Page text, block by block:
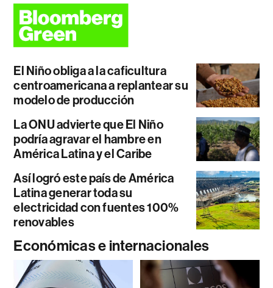
El Niño obliga a la caficultura
centroamericana a replantear su
modelo de producción
La ONU advierte que El Niño
podría agravar el hambre en
América Latina y el Caribe
Así logró este país de América
Latina generar toda su
electricidad con fuentes 100%
renovables
Económicas e internacionales